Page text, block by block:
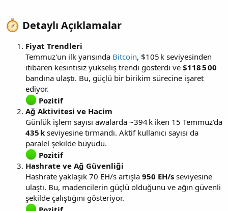
Detaylı Açıklamalar​
Fiyat Trendleri
Temmuz'un ilk yarısında Bitcoin, $105 k seviyesinden
itibaren kesintisiz yükseliş trendi gösterdi ve $118 5 00
bandına ulaştı. Bu, güçlü bir birikim sürecine işaret
ediyor.
Pozitif
Ağ Aktivitesi ve Hacim
Günlük işlem sayısı awalarda ~394 k iken 15 Temmuz’da
435 k seviyesine tırmandı. Aktif kullanıcı sayısı da
paralel şekilde büyüdü.
Pozitif
Hashrate ve Ağ Güvenliği
Hashrate yaklaşık 70 EH/s artışla 950 EH/s seviyesine
ulaştı. Bu, madencilerin güçlü olduğunu ve ağın güvenli
şekilde çalıştığını gösteriyor.